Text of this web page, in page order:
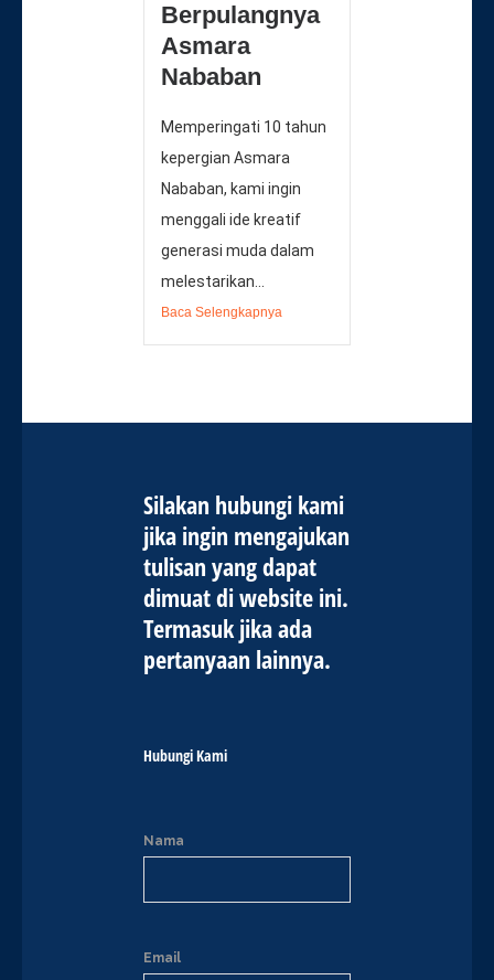
Berpulangnya
Asmara
Nababan
Memperingati 10 tahun
kepergian Asmara
Nababan, kami ingin
menggali ide kreatif
generasi muda dalam
melestarikan...
Baca Selengkapnya
Silakan hubungi kami
jika ingin mengajukan
tulisan yang dapat
dimuat di website ini.
Termasuk jika ada
pertanyaan lainnya.
Hubungi Kami
Nama
Email